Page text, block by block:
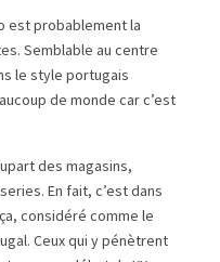
est probablement la
Semblable au centre
le style portugais
de monde car c’est
des magasins,
En fait, c’est dans
considéré comme le
Ceux qui y pénètrent